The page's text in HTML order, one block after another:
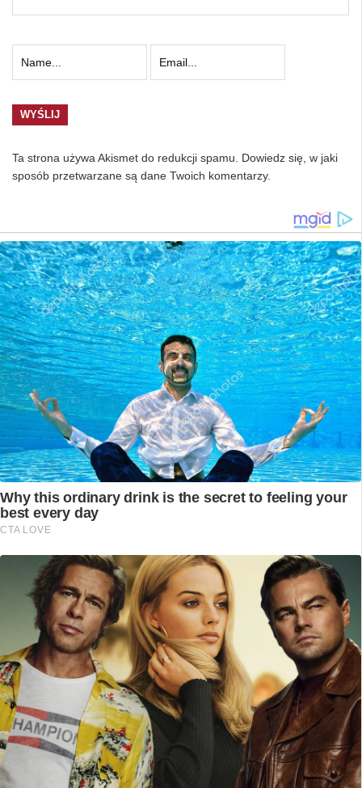
Ta strona używa Akismet do redukcji spamu. Dowiedz się, w jaki
sposób przetwarzane są dane Twoich komentarzy.